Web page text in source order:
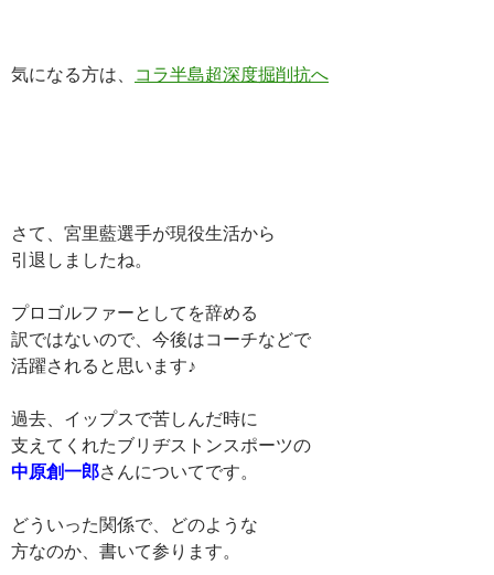
気になる方は、 コラ半島超深度掘削抗へ
さて、宮里藍選手が現役生活から
引退しましたね。
プロゴルファーとしてを辞める
訳ではないので、今後はコーチなどで
活躍されると思います♪
過去、イップスで苦しんだ時に
支えてくれたブリヂストンスポーツの
中原創一郎さんについてです。
どういった関係で、どのような
方なのか、書いて参ります。